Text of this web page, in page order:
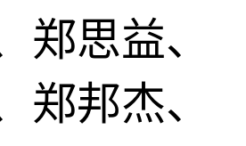
郑思益、
郑邦杰、